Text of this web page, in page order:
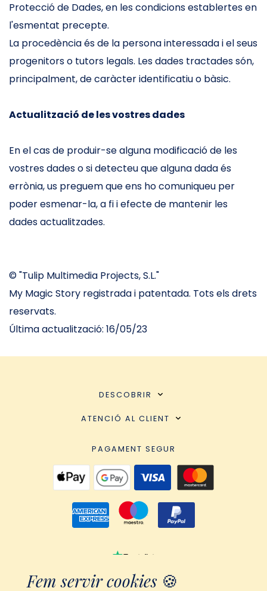
Protecció de Dades, en les condicions establertes en
l'esmentat precepte.
La procedència és de la persona interessada i el seus
progenitors o tutors legals. Les dades tractades són,
principalment, de caràcter identificatiu o bàsic.
Actualització de les vostres dades
En el cas de produir-se alguna modificació de les
vostres dades o si detecteu que alguna dada és
errònia, us preguem que ens ho comuniqueu per
poder esmenar-la, a fi i efecte de mantenir les
dades actualitzades.
© "Tulip Multimedia Projects, S.L."
My Magic Story registrada i patentada. Tots els drets
reservats.
Última actualització: 16/05/23
DESCOBRIR
ATENCIÓ AL CLIENT
PAGAMENT SEGUR
Fem servir cookies 🍪